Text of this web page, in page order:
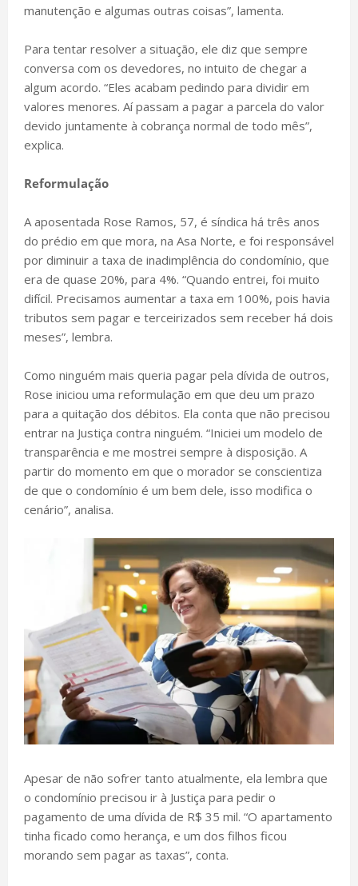
manutenção e algumas outras coisas”, lamenta.
Para tentar resolver a situação, ele diz que sempre
conversa com os devedores, no intuito de chegar a
algum acordo. “Eles acabam pedindo para dividir em
valores menores. Aí passam a pagar a parcela do valor
devido juntamente à cobrança normal de todo mês”,
explica.
Reformulação
A aposentada Rose Ramos, 57, é síndica há três anos
do prédio em que mora, na Asa Norte, e foi responsável
por diminuir a taxa de inadimplência do condomínio, que
era de quase 20%, para 4%. “Quando entrei, foi muito
difícil. Precisamos aumentar a taxa em 100%, pois havia
tributos sem pagar e terceirizados sem receber há dois
meses”, lembra.
Como ninguém mais queria pagar pela dívida de outros,
Rose iniciou uma reformulação em que deu um prazo
para a quitação dos débitos. Ela conta que não precisou
entrar na Justiça contra ninguém. “Iniciei um modelo de
transparência e me mostrei sempre à disposição. A
partir do momento em que o morador se conscientiza
de que o condomínio é um bem dele, isso modifica o
cenário”, analisa.
Apesar de não sofrer tanto atualmente, ela lembra que
o condomínio precisou ir à Justiça para pedir o
pagamento de uma dívida de R$ 35 mil. “O apartamento
tinha ficado como herança, e um dos filhos ficou
morando sem pagar as taxas”, conta.